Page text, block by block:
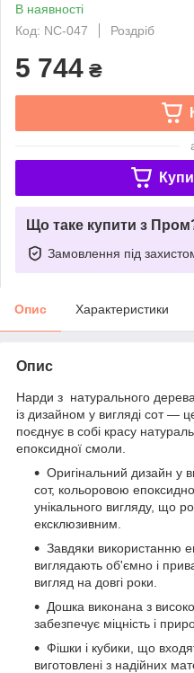
В наявності
Код: NC-047
Роздріб
5 744 ₴
Що таке купити з
Замовлення під
Опис Характеристики
Опис
Нарди з натурального
із дизайном у вигляді сот —
поєднує в собі красу
епоксидної смоли.
Оригінальний дизайн у
сот, кольоровою
унікального вигляду, що
ексклюзивним.
Завдяки використанню
виглядають об'ємно і
вигляд на довгі роки.
Дошка виконана з
забезпечує міцність і
Фішки і кубики, що
виготовлені з надійних